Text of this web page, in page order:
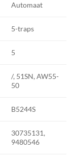
Automaat
5-traps
5
/, 51SN, AW55-
50
B5244S
30735131,
9480546